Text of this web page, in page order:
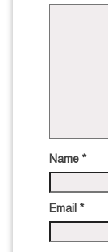
Name *
Email *